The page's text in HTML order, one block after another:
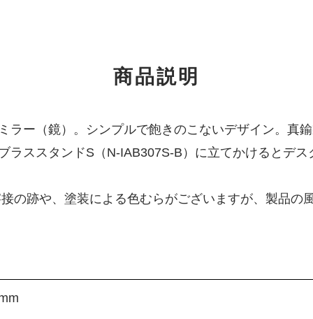
商品説明
ー（鏡）。シンプルで飽きのこないデザイン。真
ラススタンドS（N-IAB307S-B）に立てかけるとデ
の跡や、塗装による色むらがございますが、製品の